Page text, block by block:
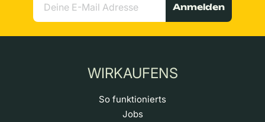
Anmelden
WIRKAUFENS
So funktionierts
Jobs